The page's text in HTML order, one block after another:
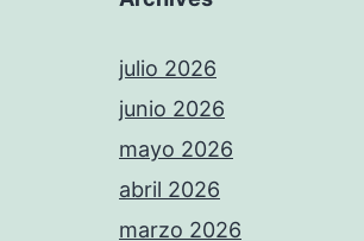
julio 2026
junio 2026
mayo 2026
abril 2026
marzo 2026